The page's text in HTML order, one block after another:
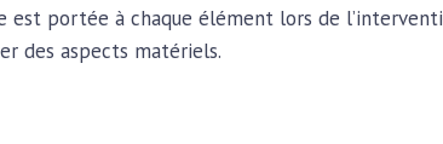
portée à chaque élément lors de
des aspects matériels.